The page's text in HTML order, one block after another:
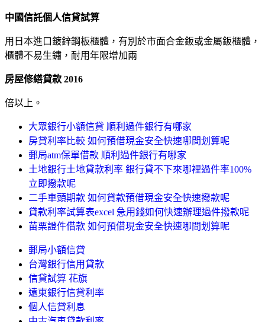
中國信託個人信貸試算
用日本進口鍍鋅鋼板櫃體，有別於市面合金鈑或金屬鈑櫃體，
櫃體不易生鏽，耐用年限增加兩
房屋修繕貸款 2016
倍以上。
大眾銀行小額信貸 順利過件銀行有哪家
房貸利率比較 如何預借現金安全快速哪間划算呢
郵局atm保單借款 順利過件銀行有哪家
土地銀行土地貸款利率 銀行貸不下來哪裡過件率100%
立即撥款呢
二手車頭期款 如何貸款預借現金安全快速撥款呢
貸款利率試算表excel 急用錢如何快速辦理過件撥款呢
苗栗證件借款 如何預借現金安全快速哪間划算呢
郵局小額信貸
台灣銀行信用貸款
信貸試算 花旗
遠東銀行信貸利率
個人信貸利息